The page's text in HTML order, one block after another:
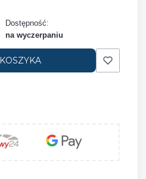
Dostępność:
na wyczerpaniu